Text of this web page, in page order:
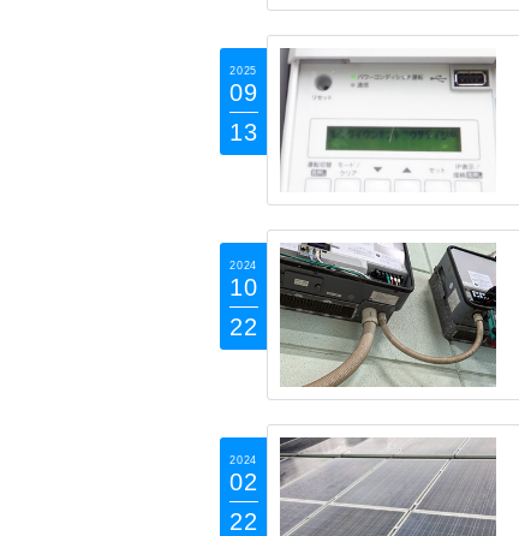
2025
09
13
2024
10
22
2024
02
22